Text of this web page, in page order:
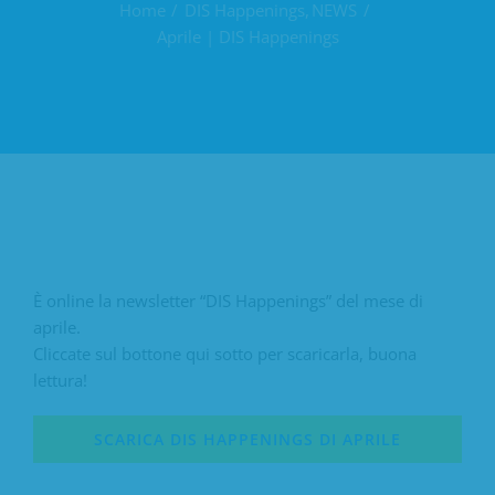
Home DIS Happenings NEWS
Aprile | DIS Happenings
SCARICA DIS HAPPENINGS DI APRILE